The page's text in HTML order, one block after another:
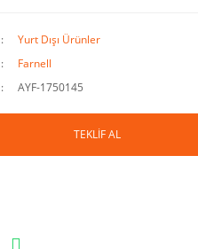
Yurt Dışı Ürünler
Farnell
AYF-1750145
TEKLİF AL